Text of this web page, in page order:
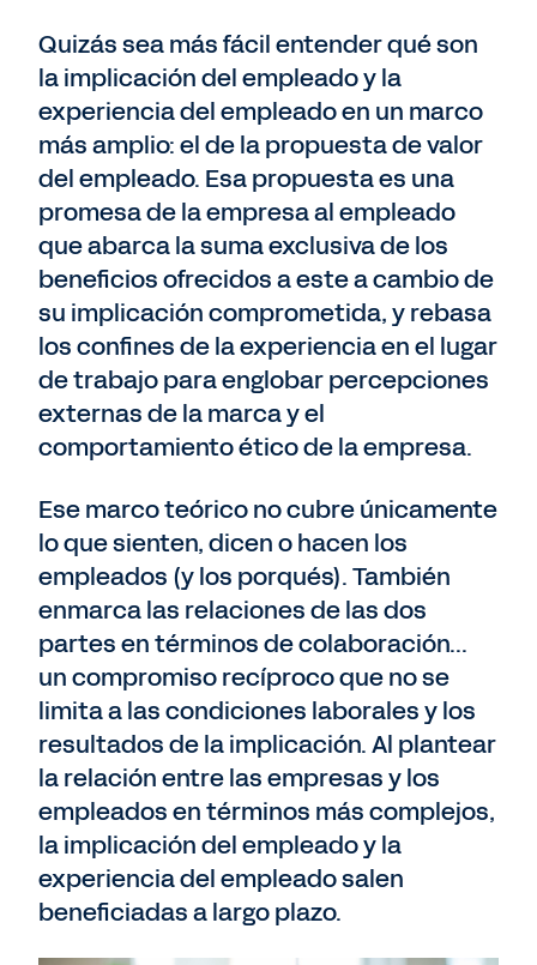
Quizás sea más fácil entender qué son
la implicación del empleado y la
experiencia del empleado en un marco
más amplio: el de la propuesta de valor
del empleado. Esa propuesta es una
promesa de la empresa al empleado
que abarca la suma exclusiva de los
beneficios ofrecidos a este a cambio de
su implicación comprometida, y rebasa
los confines de la experiencia en el lugar
de trabajo para englobar percepciones
externas de la marca y el
comportamiento ético de la empresa.
Ese marco teórico no cubre únicamente
lo que sienten, dicen o hacen los
empleados (y los porqués). También
enmarca las relaciones de las dos
partes en términos de colaboración...
un compromiso recíproco que no se
limita a las condiciones laborales y los
resultados de la implicación. Al plantear
la relación entre las empresas y los
empleados en términos más complejos,
la implicación del empleado y la
experiencia del empleado salen
beneficiadas a largo plazo.